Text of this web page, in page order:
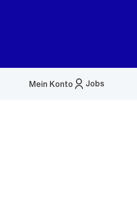
Jobs
Mein Konto
Menü